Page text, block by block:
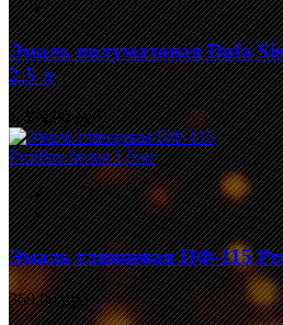
Эмаль полуматовая Dufa
2,5 л
1 499,00 руб.
Эмаль глянцевая ПФ-115
369,00 руб.